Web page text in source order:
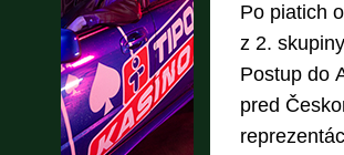
Po piatich
z 2.
Postup do
pred